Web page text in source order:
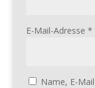
E-Mail-Adresse *
Name, E-